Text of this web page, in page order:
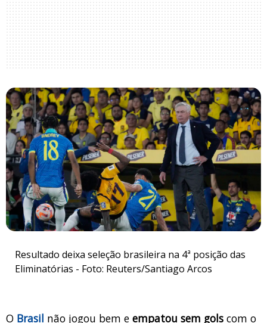
Resultado deixa seleção brasileira na 4ª posição das
Eliminatórias - Foto: Reuters/Santiago Arcos
O Brasil não jogou bem e empatou sem gols com o